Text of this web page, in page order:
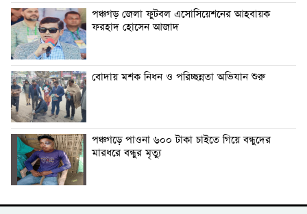
পঞ্চগড় জেলা ফুটবল এসোসিয়েশনের আহবায়ক
ফরহাদ হোসেন আজাদ
বোদায় মশক নিধন ও পরিচ্ছন্নতা অভিযান শুরু
পঞ্চগড়ে পাওনা ৬০০ টাকা চাইতে গিয়ে বন্ধুদের
মারধরে বন্ধুর মৃত্যু